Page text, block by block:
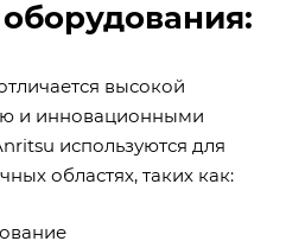
высокой
и инновационными
используются для
областях, таких как: